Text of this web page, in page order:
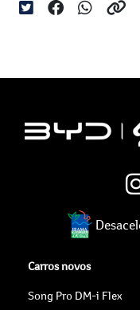
Carros novos
Song Pro DM-i Flex